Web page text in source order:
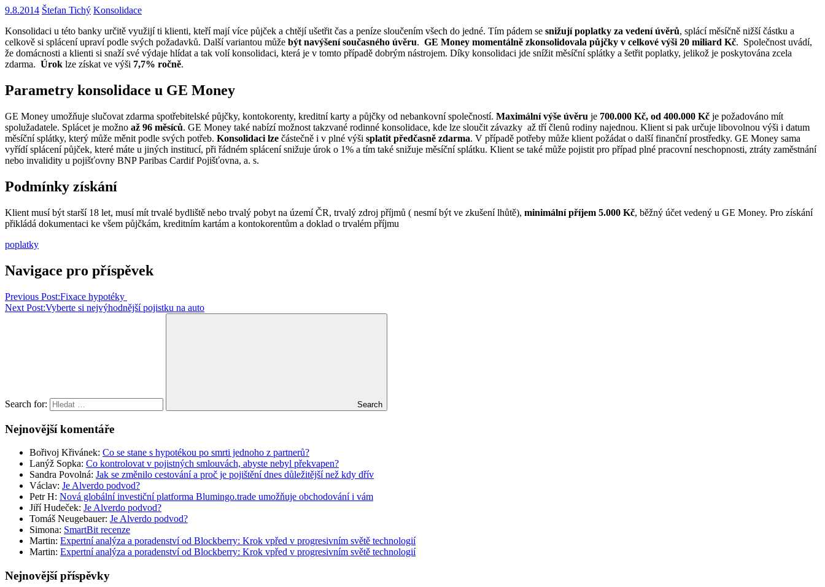
9.8.2014 Štefan Tichý Konsolidace
Konsolidaci u této banky určitě využijí ti klienti, kteří mají více půjček a chtějí ušetřit čas a peníze sloučením všech do jedné. Tím pádem se snižují poplatky za vedení úvěrů, splácí měsíčně nižší částku a
celkově si splácení upraví podle svých požadavků. Další variantou může být navýšení současného úvěru. GE Money momentálně zkonsolidovala půjčky v celkové výši 20 miliard Kč. Společnost uvádí,
že domácnosti a klienti si snaží své výdaje hlídat a tak volí konsolidaci, která je v tomto případě dobrým nástrojem. Díky konsolidaci jde snížit měsíční splátky a šetřit poplatky, jelikož je poskytována zcela
zdarma. Úrok lze získat ve výši 7,7% ročně.
Parametry konsolidace u GE Money
GE Money umožňuje slučovat zdarma spotřebitelské půjčky, kontokorenty, kreditní karty a půjčky od nebankovní společností. Maximální výše úvěru je 700.000 Kč, od 400.000 Kč je požadováno mít
spolužadatele. Splácet je možno až 96 měsíců. GE Money také nabízí možnost takzvané rodinné konsolidace, kde lze sloučit závazky až tří členů rodiny najednou. Klient si pak určuje libovolnou výši i datum
měsíční splátky, který může měnit podle svých potřeb. Konsolidaci lze částečně i v plné výši splatit předčasně zdarma. V případě potřeby může klient požádat o další finanční prostředky. GE Money sama
vyřídí splácení půjček, které máte u jiných institucí, při řádném splácení snižuje úrok o 1% a tím také snižuje měsíční splátku. Klient se také může pojistit pro případ plné pracovní neschopnosti, ztráty zaměstnání
nebo invalidity u pojišťovny BNP Paribas Cardif Pojišťovna, a. s.
Podmínky získání
Klient musí být starší 18 let, musí mít trvalé bydliště nebo trvalý pobyt na území ČR, trvalý zdroj příjmů ( nesmí být ve zkušení lhůtě), minimální příjem 5.000 Kč, běžný účet vedený u GE Money. Pro získání
přikládá dokumentaci ke všem půjčkám, kreditním kartám a kontokorentům a doklad o trvalém příjmu
poplatky
Navigace pro příspěvek
Previous Post:Fixace hypotéky
Next Post:Vyberte si nejvýhodnější pojistku na auto
Search for: Search
Nejnovější komentáře
Bořivoj Křivánek: Co se stane s hypotékou po smrti jednoho z partnerů?
Lanýž Sopka: Co kontrolovat v pojistných smlouvách, abyste nebyl překvapen?
Sandra Povolná: Jak se změnilo cestování a proč je pojištění dnes důležitější než kdy dřív
Václav: Je Alverdo podvod?
Petr H: Nová globální investiční platforma Blumingo.trade umožňuje obchodování i vám
Jiří Hudeček: Je Alverdo podvod?
Tomáš Neugebauer: Je Alverdo podvod?
Simona: SmartBit recenze
Martin: Expertní analýza a poradenství od Blockberry: Krok vpřed v progresivním světě technologií
Martin: Expertní analýza a poradenství od Blockberry: Krok vpřed v progresivním světě technologií
Nejnovější příspěvky